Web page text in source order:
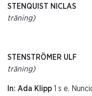
STENQUIST NICLAS
träning)
STENSTRÖMER ULF
träning)
In: Ada Klipp 1 s e.